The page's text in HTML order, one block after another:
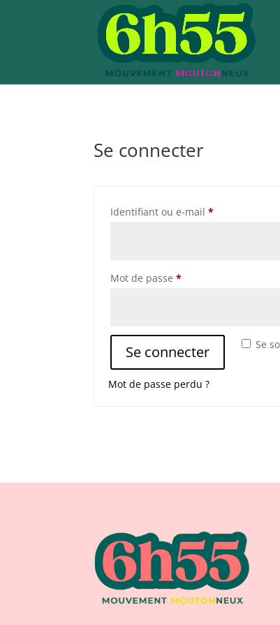
Se connecter
Identifiant ou e-mail*Obligatoire
Mot de passe*Obligatoire
Se
Se connecter
Mot de passe perdu ?